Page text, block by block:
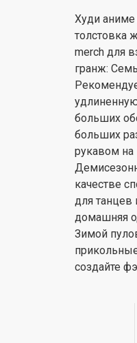
Худи
толстовка
merch для
гранж:
больших
больших
рукавом
качестве
для танцев
домашняя
Зимой
создайте